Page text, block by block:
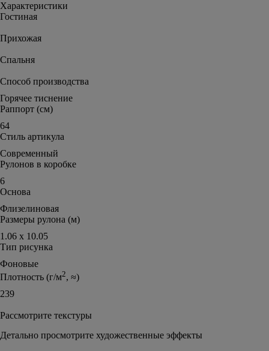
Характеристики
Гостиная
Прихожая
Спальня
Способ производства
Горячее тиснение
Раппорт (см)
64
Стиль артикула
Современный
Рулонов в коробке
6
Основа
Флизелиновая
Размеры рулона (м)
1.06 х 10.05
Тип рисунка
Фоновые
Плотность (г/м2, ≈)
239
Рассмотрите текстуры
Детально просмотрите художественные эффекты